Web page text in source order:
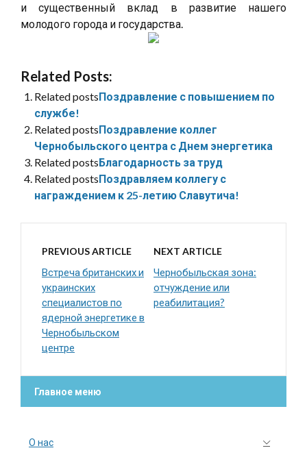
и существенный вклад в развитие нашего
молодого города и государства.
Related Posts:
Related postsПоздравление с повышением по
службе!
Related postsПоздравление коллег
Чернобыльского центра с Днем энергетика
Related postsБлагодарность за труд
Related postsПоздравляем коллегу с
награждением к 25-летию Славутича!
PREVIOUS ARTICLE
Встреча британских и
украинских
специалистов по
ядерной энергетике в
Чернобыльском
центре
NEXT ARTICLE
Чернобыльская зона:
отчуждение или
реабилитация?
Главное меню
О нас